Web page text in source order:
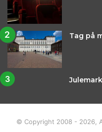
Tag på
© Copyright 2008 - 2026,